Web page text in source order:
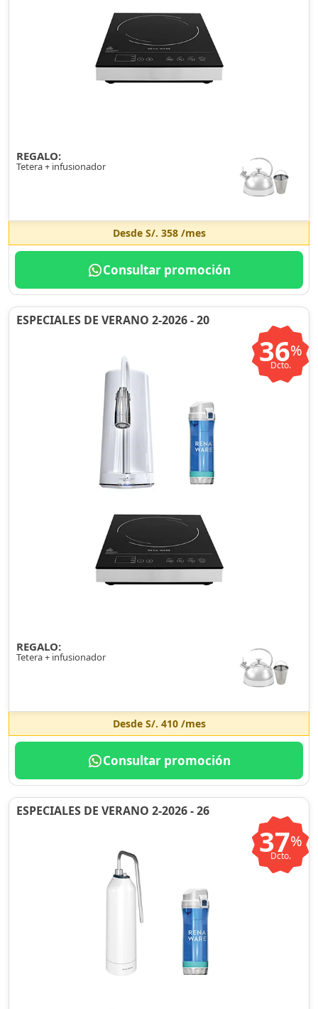
REGALO:
Tetera + infusionador
Desde S/. 358/mes
Consultar promoción
ESPECIALES DE VERANO 2-2026 - 20
36%
Dcto.
REGALO:
Tetera + infusionador
Desde S/. 410/mes
Consultar promoción
ESPECIALES DE VERANO 2-2026 - 26
37%
Dcto.